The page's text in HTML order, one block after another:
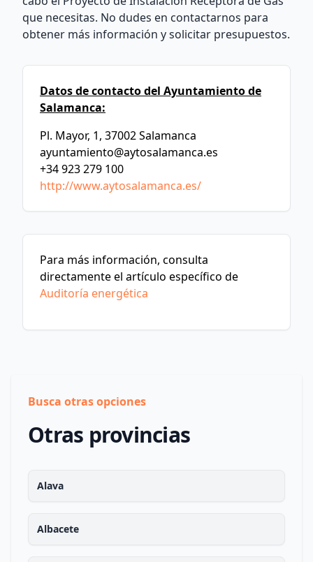
que necesitas. No dudes en contactarnos para
obtener más información y solicitar presupuestos.
Datos de contacto del Ayuntamiento de
Salamanca:
Pl. Mayor, 1, 37002 Salamanca
ayuntamiento@aytosalamanca.es
+34 923 279 100
http://www.aytosalamanca.es/
Para más información, consulta
directamente el artículo específico de
Auditoría energética
Busca otras opciones
Otras provincias
Alava
Albacete